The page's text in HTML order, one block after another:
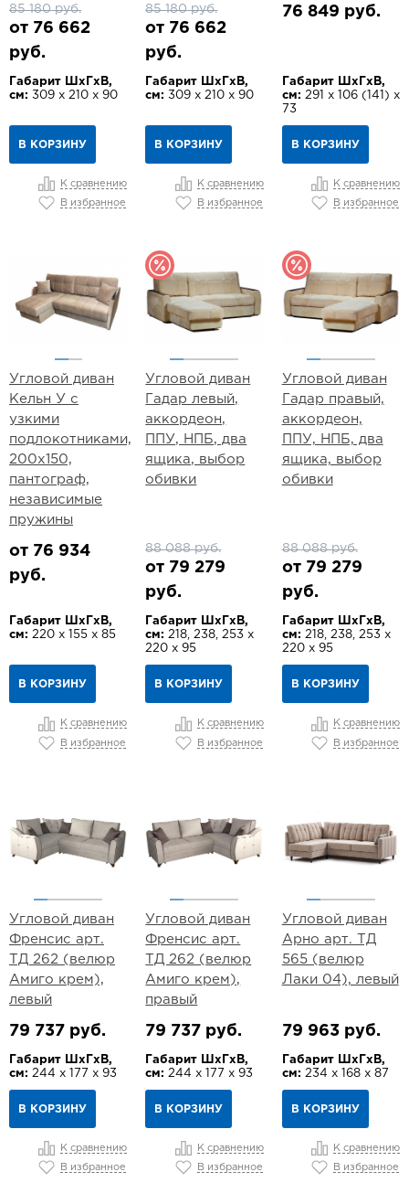
85 180 руб.
от 76 662
руб.
Габарит ШхГхВ,
см: 309 х 210 х 90
В КОРЗИНУ
К сравнению
В избранное
85 180 руб.
от 76 662
руб.
Габарит ШхГхВ,
см: 309 х 210 х 90
В КОРЗИНУ
К сравнению
В избранное
76 849 руб.
Габарит ШхГхВ,
см: 291 х 106 (141) х
73
В КОРЗИНУ
К сравнению
В избранное
Угловой диван
Кельн У с
узкими
подлокотниками,
200х150,
пантограф,
независимые
пружины
от 76 934
руб.
Габарит ШхГхВ,
см: 220 х 155 х 85
В КОРЗИНУ
К сравнению
В избранное
Угловой диван
Гадар левый,
аккордеон,
ППУ, НПБ, два
ящика, выбор
обивки
88 088 руб.
от 79 279
руб.
Габарит ШхГхВ,
см: 218, 238, 253 х
220 х 95
В КОРЗИНУ
К сравнению
В избранное
Угловой диван
Гадар правый,
аккордеон,
ППУ, НПБ, два
ящика, выбор
обивки
88 088 руб.
от 79 279
руб.
Габарит ШхГхВ,
см: 218, 238, 253 х
220 х 95
В КОРЗИНУ
К сравнению
В избранное
Угловой диван
Френсис арт.
ТД 262 (велюр
Амиго крем),
левый
79 737 руб.
Габарит ШхГхВ,
см: 244 х 177 х 93
В КОРЗИНУ
К сравнению
В избранное
Угловой диван
Френсис арт.
ТД 262 (велюр
Амиго крем),
правый
79 737 руб.
Габарит ШхГхВ,
см: 244 х 177 х 93
В КОРЗИНУ
К сравнению
В избранное
Угловой диван
Арно арт. ТД
565 (велюр
Лаки 04), левый
79 963 руб.
Габарит ШхГхВ,
см: 234 х 168 х 87
В КОРЗИНУ
К сравнению
В избранное